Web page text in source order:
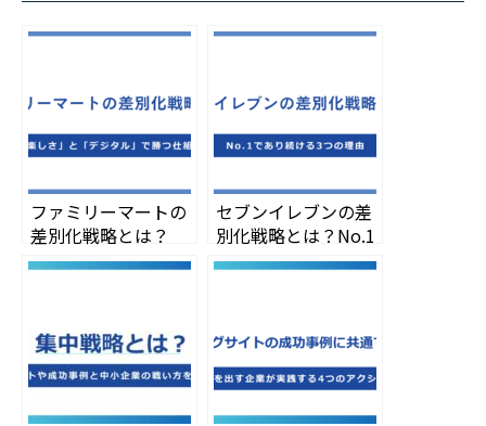
ファミリーマートの
差別化戦略とは？
「楽しさ」と「デジ
セブンイレブンの差
別化戦略とは？No.1
であり続ける3つの